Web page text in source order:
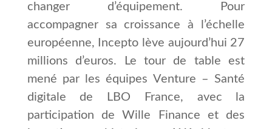
changer d’équipement. Pour
accompagner sa croissance à l’échelle
européenne, Incepto lève aujourd’hui 27
millions d’euros. Le tour de table est
mené par les équipes Venture – Santé
digitale de LBO France, avec la
participation de Wille Finance et des